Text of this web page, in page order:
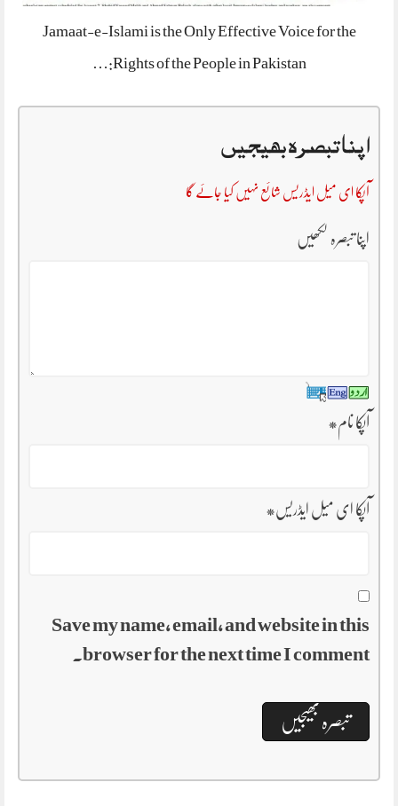
Jamaat-e-Islami is the Only Effective Voice for the
Rights of the People in Pakistan:…
اپنا تبصرہ بھیجیں
آپکا ای میل ایڈریس شائع نہیں کیا جائے گا
اپنا تبصرہ لکھیں
آپکا نام*
آپکا ای میل ایڈریس*
Save my name, email, and website in this
browser for the next time I comment.